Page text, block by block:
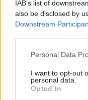
IAB’s list of
also be disclosed by
Downstream
Please note that this
not limited to your
grant or deny
use your data for
Personal Data
I want to opt-out
personal data.
Opted In
"nmy79
Szerintetek meg
vegyen egy villat a
borsodi
es bermentve